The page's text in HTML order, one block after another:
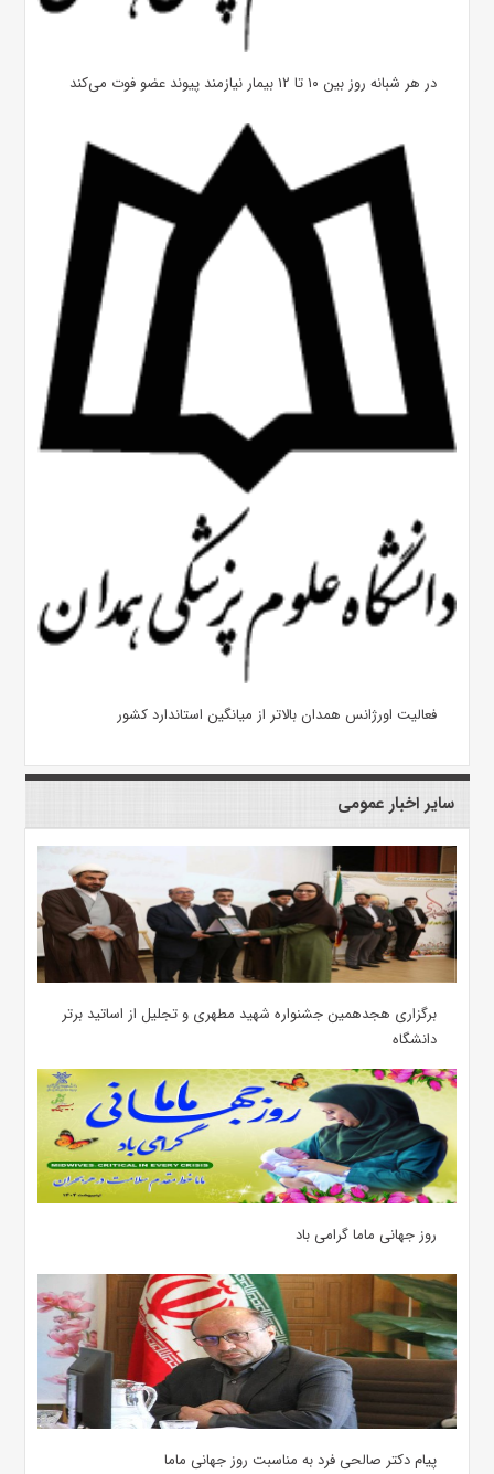
در هر شبانه روز بین ۱۰ تا ۱۲ بیمار نیازمند پیوند عضو فوت می‌کند
فعالیت اورژانس همدان بالاتر از میانگین استاندارد کشور
سایر اخبار عمومی
برگزاری هجدهمین جشنواره شهید مطهری و تجلیل از اساتید برتر
دانشگاه
روز جهانی ماما گرامی باد
پیام دکتر صالحی فرد به مناسبت روز جهانی ماما